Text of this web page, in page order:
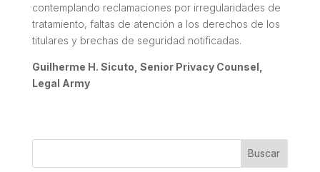
contemplando reclamaciones por irregularidades de
tratamiento, faltas de atención a los derechos de los
titulares y brechas de seguridad notificadas.
Guilherme H. Sicuto, Senior Privacy Counsel,
Legal Army
Buscar